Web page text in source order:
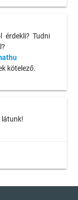
érdekli? Tudni
kötelező.
látunk!